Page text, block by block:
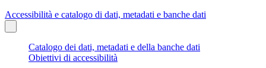
Accessibilità e catalogo di dati, metadati e banche dati
Catalogo dei dati, metadati e della banche dati
Obiettivi di accessibilità